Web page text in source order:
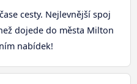
cesty. Nejlevnější spoj
dojede do města Milton
nabídek!